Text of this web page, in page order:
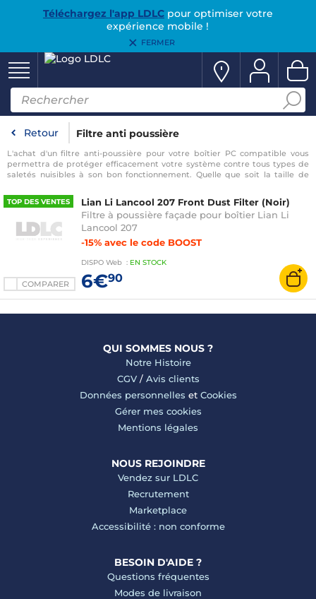
Téléchargez l'app LDLCpour optimiser votre
expérience mobile !
FERMER
Retour Filtre anti poussière
L'achat d'un filtre anti-poussière pour votre boîtier PC compatible vous
permettra de protéger efficacement votre système contre tous types de
saletés nuisibles à son bon fonctionnement. Quelle que soit la taille de
se trouve forcément sur LDLC.
TOP DES VENTES
COMPARER
Lian Li Lancool 207 Front Dust Filter (Noir)
Filtre à poussière façade pour boîtier Lian Li
Lancool 207
-15% avec le code BOOST
DISPO Web : EN STOCK
6€90
QUI SOMMES NOUS ?
Notre Histoire
CGV/ Avis clients
Données personnelles et Cookies
Gérer mes cookies
Mentions légales
NOUS REJOINDRE
Vendez sur LDLC
Recrutement
Marketplace
Accessibilité : non conforme
BESOIN D'AIDE ?
Questions fréquentes
Modes de livraison